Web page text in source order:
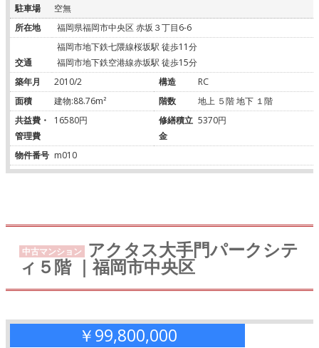
駐車場
空無
所在地
福岡県福岡市中央区 赤坂３丁目6-6
交通
福岡市地下鉄七隈線桜坂駅 徒歩11分
福岡市地下鉄空港線赤坂駅 徒歩15分
築年月
2010/2 構造
RC
面積
建物:88.76m² 階数
地上 ５階 地下 １階
共益費・
管理費
16580円
修繕積立
金
5370円
物件番号 m010
中古マンション アクタス大手門パークシテ
ィ５階 ｜福岡市中央区
￥99,800,000